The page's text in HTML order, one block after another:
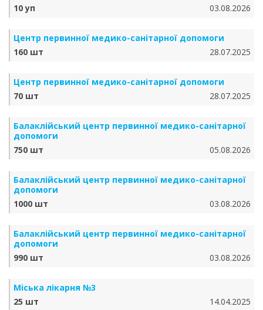
10 уп
03.08.2026
Центр первинної медико-санітарної допомоги
160 шт
28.07.2025
Центр первинної медико-санітарної допомоги
70 шт
28.07.2025
Балаклійський центр первинної медико-санітарної
допомоги
750 шт
05.08.2026
Балаклійський центр первинної медико-санітарної
допомоги
1000 шт
03.08.2026
Балаклійський центр первинної медико-санітарної
допомоги
990 шт
03.08.2026
Міська лікарня №3
25 шт
14.04.2025